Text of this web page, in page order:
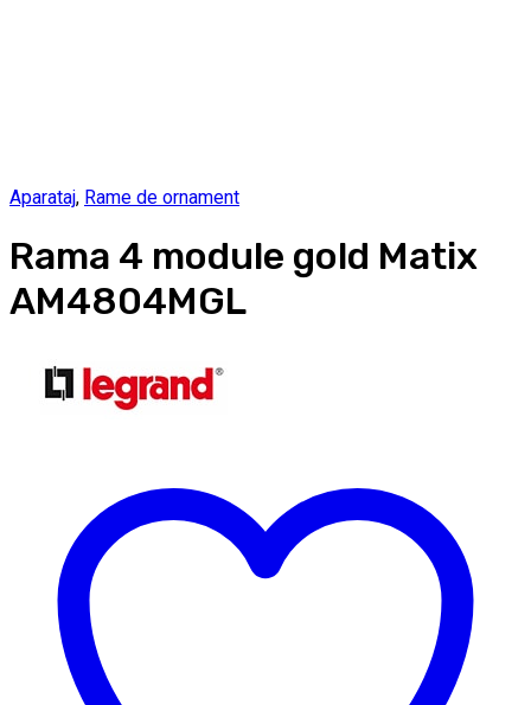
Aparataj, Rame de ornament
Rama 4 module gold Matix
AM4804MGL